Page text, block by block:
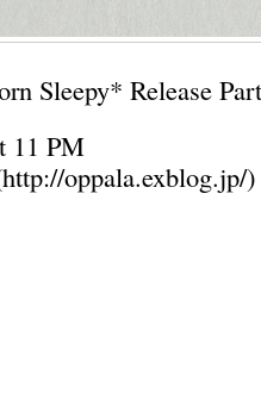
Sleepy* Release
11 PM
oppala.exblog.jp/)